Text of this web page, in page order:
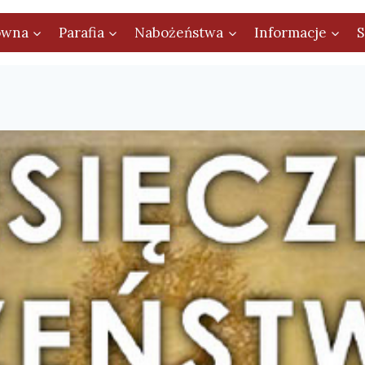
Parafia Nabożeństwa Informacje